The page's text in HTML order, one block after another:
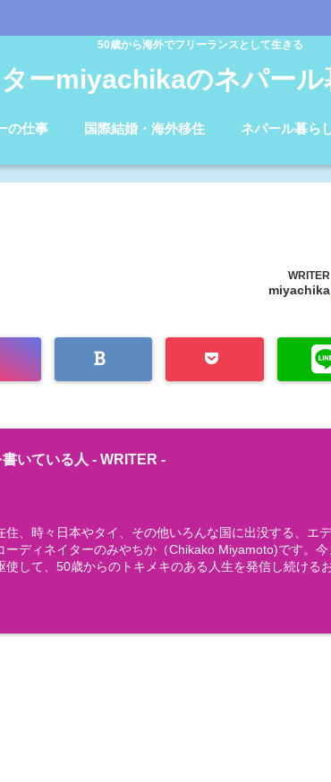
50歳から海外でフリーランスとして生きる
ーmiyachikaのネパー
の仕事 国際結婚・海外移住 ネパール暮ら
WRITER
miyachika
いている人 - WRITER -
住、時々日本やタイ、その他いろんな国に出没する、エ
ーディネイターのみやちか（Chikako Miyamoto)です。今
使して、50歳からのトキメキのある人生を発信し続ける